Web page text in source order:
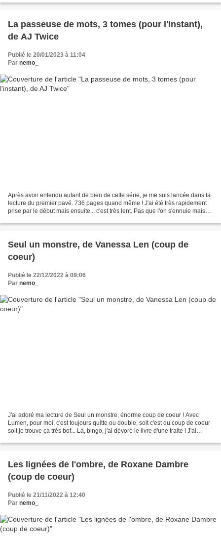
La passeuse de mots, 3 tomes (pour l'instant),
de AJ Twice
Publié le 20/01/2023 à 11:04
Par nemo_
Après avoir entendu autant de bien de cette série, je me suis lancée dans la
lecture du premier pavé. 736 pages quand même ! J'ai été très rapidement
prise par le début mais ensuite... c'est très lent. Pas que l'on s'ennuie mais
Seul un monstre, de Vanessa Len (coup de
coeur)
Publié le 22/12/2022 à 09:06
Par nemo_
J'ai adoré ma lecture de Seul un monstre, énorme coup de coeur ! Avec
Lumen, pour moi, c'est toujours quitte ou double, soit c'est du coup de coeur
soit je trouve ça très bof... Là, bingo, j'ai dévoré le livre d'une traite ! J'ai
Les lignées de l'ombre, de Roxane Dambre
(coup de coeur)
Publié le 21/11/2022 à 12:40
Par nemo_